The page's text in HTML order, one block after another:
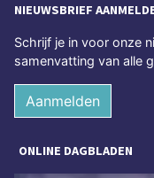
NIEUWSBRIEF
Schrijf je in voor onze
samenvatting van alle
Aanmelden
ONLINE DAGBLADEN